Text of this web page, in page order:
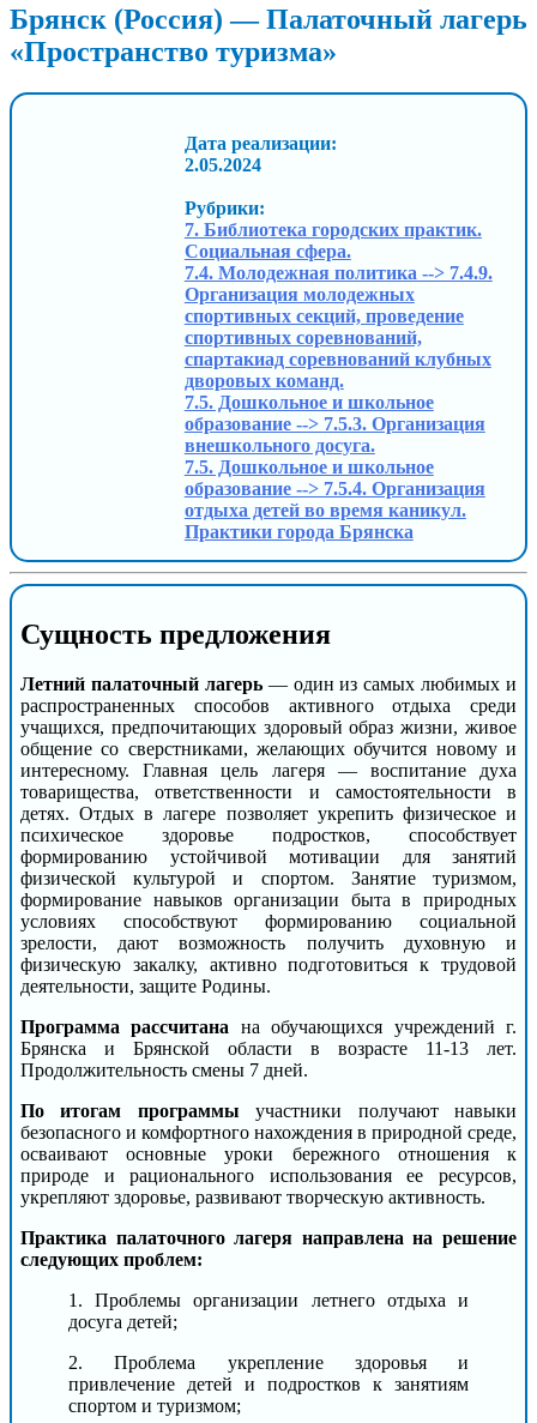
Брянск (Россия) — Палаточный лагерь
«Пространство туризма»
Дата реализации:
2.05.2024
Рубрики:
7. Библиотека городских практик.
Социальная сфера.
7.4. Молодежная политика --> 7.4.9.
Организация молодежных
спортивных секций, проведение
спортивных соревнований,
спартакиад соревнований клубных
дворовых команд.
7.5. Дошкольное и школьное
образование --> 7.5.3. Организация
внешкольного досуга.
7.5. Дошкольное и школьное
образование --> 7.5.4. Организация
отдыха детей во время каникул.
Практики города Брянска
Сущность предложения
Летний палаточный лагерь— один из самых любимых и
распространенных способов активного отдыха среди
учащихся, предпочитающих здоровый образ жизни, живое
общение со сверстниками, желающих обучится новому и
интересному. Главная цель лагеря — воспитание духа
товарищества, ответственности и самостоятельности в
детях. Отдых в лагере позволяет укрепить физическое и
психическое здоровье подростков, способствует
формированию устойчивой мотивации для занятий
физической культурой и спортом. Занятие туризмом,
формирование навыков организации быта в природных
условиях способствуют формированию социальной
зрелости, дают возможность получить духовную и
физическую закалку, активно подготовиться к трудовой
деятельности, защите Родины.
Программа рассчитана на обучающихся учреждений г.
Брянска и Брянской области в возрасте 11-13 лет.
Продолжительность смены 7 дней.
По итогам программы участники получают навыки
безопасного и комфортного нахождения в природной среде,
осваивают основные уроки бережного отношения к
природе и рационального использования ее ресурсов,
укрепляют здоровье, развивают творческую активность.
Практика палаточного лагеря направлена на решение
следующих проблем:
1. Проблемы организации летнего отдыха и
досуга детей;
2. Проблема укрепление здоровья и
привлечение детей и подростков к занятиям
спортом и туризмом;